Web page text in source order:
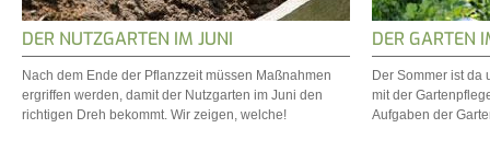
DER NUTZGARTEN IM JUNI
Nach dem Ende der Pflanzzeit müssen Maßnahmen
ergriffen werden, damit der Nutzgarten im Juni den
richtigen Dreh bekommt. Wir zeigen, welche!
DER GARTEN
Der Sommer ist da
mit der
Aufgaben der